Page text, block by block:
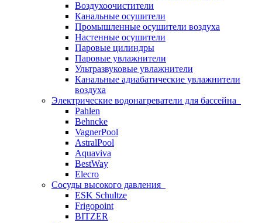
Воздухоочистители
Канальные осушители
Промышленные осушители воздуха
Настенные осушители
Паровые цилиндры
Паровые увлажнители
Ультразвуковые увлажнители
Канальные адиабатические увлажнители
воздуха
Электрические водонагреватели для бассейна
Pahlen
Behncke
VagnerPool
AstralPool
Aquaviva
BestWay
Elecro
Сосуды высокого давления
ESK Schultze
Frigopoint
BITZER